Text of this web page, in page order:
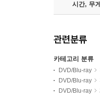
시간, 무
관련분류
카테고리 분류
DVD/Blu-ray
DVD/Blu-ray
DVD/Blu-ray